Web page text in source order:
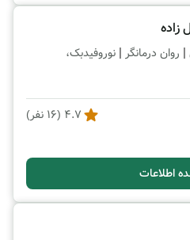
زاده
| روان درمانگر | نوروفیدبک،
4.7
(
16 نفر)
اطلاعات